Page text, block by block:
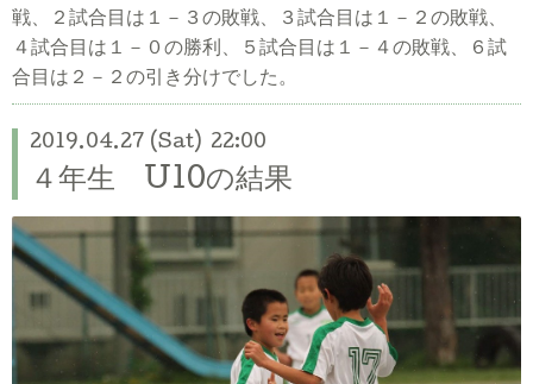
戦、２試合目は１
－３の敗戦、３試合目は１－２の敗戦、
４試合目は１－０の勝利、５試合目は１－４の敗戦、６試
合目は２－２の引き分けでした。
2019.04.27 (Sat) 22:00
４年生 U10の結果